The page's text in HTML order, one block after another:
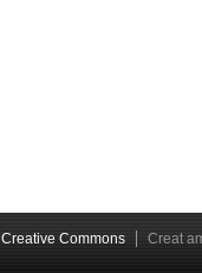
Creative Commons Creat